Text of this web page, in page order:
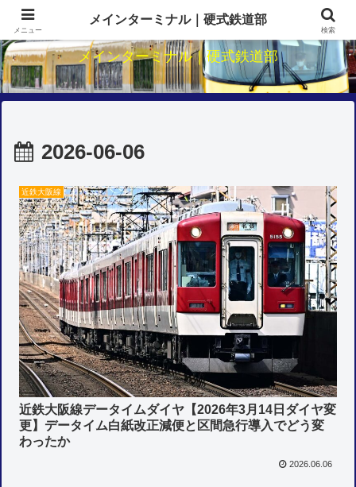
関西鉄道のダイヤ・駅・路線研究
メインターミナル｜硬式鉄道部
2026-06-06
近鉄大阪線
近鉄大阪線データイムダイヤ【2026年3月14日ダイヤ変
更】データイム白紙改正減便と区間急行導入でどう変
わったか
2026.06.06
メニュー
メインターミナル｜硬式鉄道部
検索